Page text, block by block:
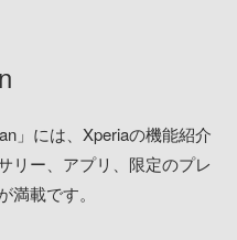
」には、Xperiaの機能紹介
リー、アプリ、限定のプレ
載です。